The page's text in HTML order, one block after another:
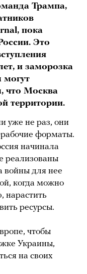
Трампа,
пока
Это
и заморозка
могут
что Москва
территории.
уже не раз, они
форматы.
начинала
реализованы
войны для нее
когда можно
нарастить
ресурсы.
чтобы
Украины,
на своих